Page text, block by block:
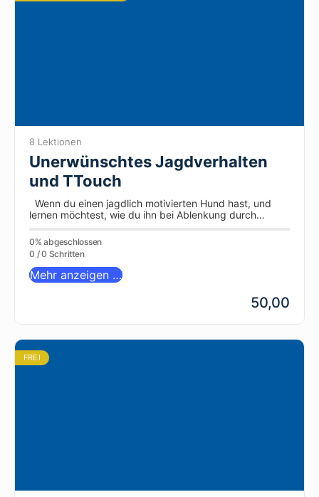
8 Lektionen
Unerwünschtes Jagdverhalten
und TTouch
Wenn du einen jagdlich motivierten Hund hast, und
lernen möchtest, wie du ihn bei Ablenkung durch
Jagdreize besser ansprechen…
0% abgeschlossen
0 / 0 Schritten
Mehr anzeigen …
50,00
FREI